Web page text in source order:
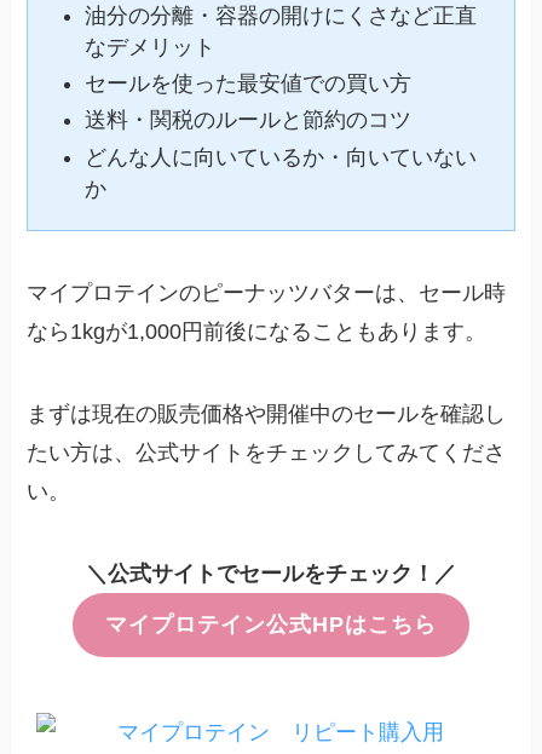
油分の分離・容器の開けにくさなど正直
なデメリット
セールを使った最安値での買い方
送料・関税のルールと節約のコツ
どんな人に向いているか・向いていない
か
マイプロテインのピーナッツバターは、セール時
なら1kgが1,000円前後になることもあります。
まずは現在の販売価格や開催中のセールを確認し
たい方は、公式サイトをチェックしてみてくださ
い。
＼公式サイトでセールをチェック！／
マイプロテイン公式HPはこちら